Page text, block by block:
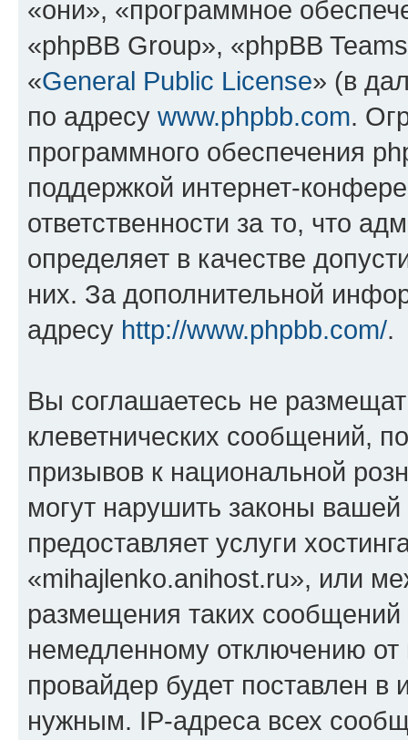
«они», «программное
«phpBB Group», «phpBB
«General Public License» (в
по адресу www.phpbb.com.
программного обеспечения
поддержкой интернет-
ответственности за то, что
определяет в качестве
них. За дополнительной
адресу http://www.phpbb.com/.
Вы соглашаетесь не
клеветнических сообщений,
призывов к национальной
могут нарушить законы
предоставляет услуги
«mihajlenko.anihost.ru», или
размещения таких
немедленному отключению
провайдер будет поставлен в
нужным. IP-адреса всех